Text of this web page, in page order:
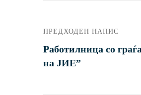
ПРЕДХОДЕН НАПИС
Работилница со
на ЈИЕ”